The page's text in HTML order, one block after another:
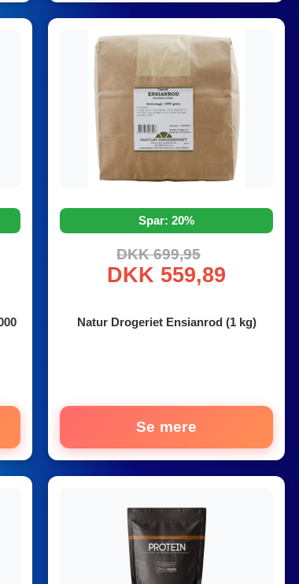
Spar: 20%
DKK 699,95
DKK 559,89
Natur Drogeriet Ensianrod (1 kg)
Se mere